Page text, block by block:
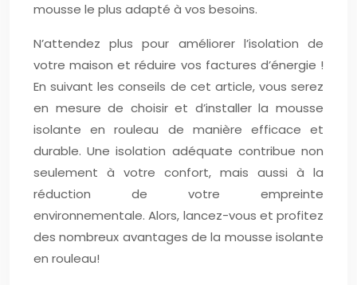
mousse le plus adapté à vos besoins.
N’attendez plus pour améliorer l’isolation de
votre maison et réduire vos factures d’énergie !
En suivant les conseils de cet article, vous serez
en mesure de choisir et d’installer la mousse
isolante en rouleau de manière efficace et
durable. Une isolation adéquate contribue non
seulement à votre confort, mais aussi à la
réduction de votre empreinte
environnementale. Alors, lancez-vous et profitez
des nombreux avantages de la mousse isolante
en rouleau!